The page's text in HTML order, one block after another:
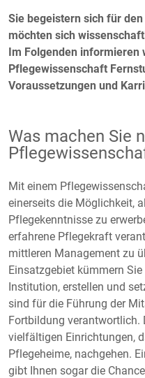
Sie begeistern sich für
möchten sich
Im Folgenden informieren
Pflegewissenschaft
Voraussetzungen und
Was machen Sie
Mit einem
einerseits die Möglichkeit,
Pflegekenntnisse zu
erfahrene Pflegekraft
mittleren Management zu
Einsatzgebiet kümmern
Institution, erstellen und
sind für die Führung der
Fortbildung verantwortlich.
vielfältigen Einrichtungen,
Pflegeheime, nachgehen.
gibt Ihnen sogar die